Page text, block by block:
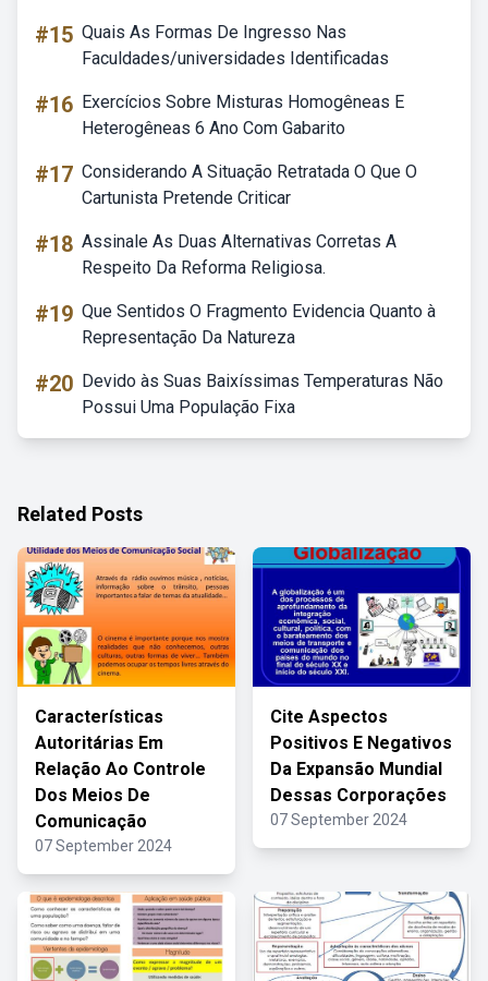
#15 Quais As Formas De Ingresso Nas
Faculdades/universidades Identificadas
#16 Exercícios Sobre Misturas Homogêneas E
Heterogêneas 6 Ano Com Gabarito
#17 Considerando A Situação Retratada O Que O
Cartunista Pretende Criticar
#18 Assinale As Duas Alternativas Corretas A
Respeito Da Reforma Religiosa.
#19 Que Sentidos O Fragmento Evidencia Quanto à
Representação Da Natureza
#20 Devido às Suas Baixíssimas Temperaturas Não
Possui Uma População Fixa
Related Posts
Características
Autoritárias Em
Relação Ao Controle
Dos Meios De
Comunicação
07 September 2024
Cite Aspectos
Positivos E Negativos
Da Expansão Mundial
Dessas Corporações
07 September 2024